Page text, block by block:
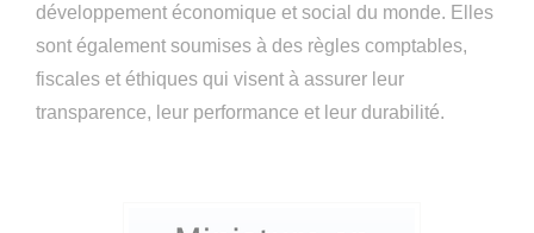
développement économique et social du monde. Elles
sont également soumises à des règles comptables,
fiscales et éthiques qui visent à assurer leur
transparence, leur performance et leur durabilité.